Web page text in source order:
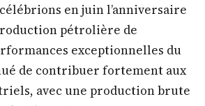
en juin l’anniversaire
pétrolière de
exceptionnelles du
de contribuer fortement aux
avec une production brute